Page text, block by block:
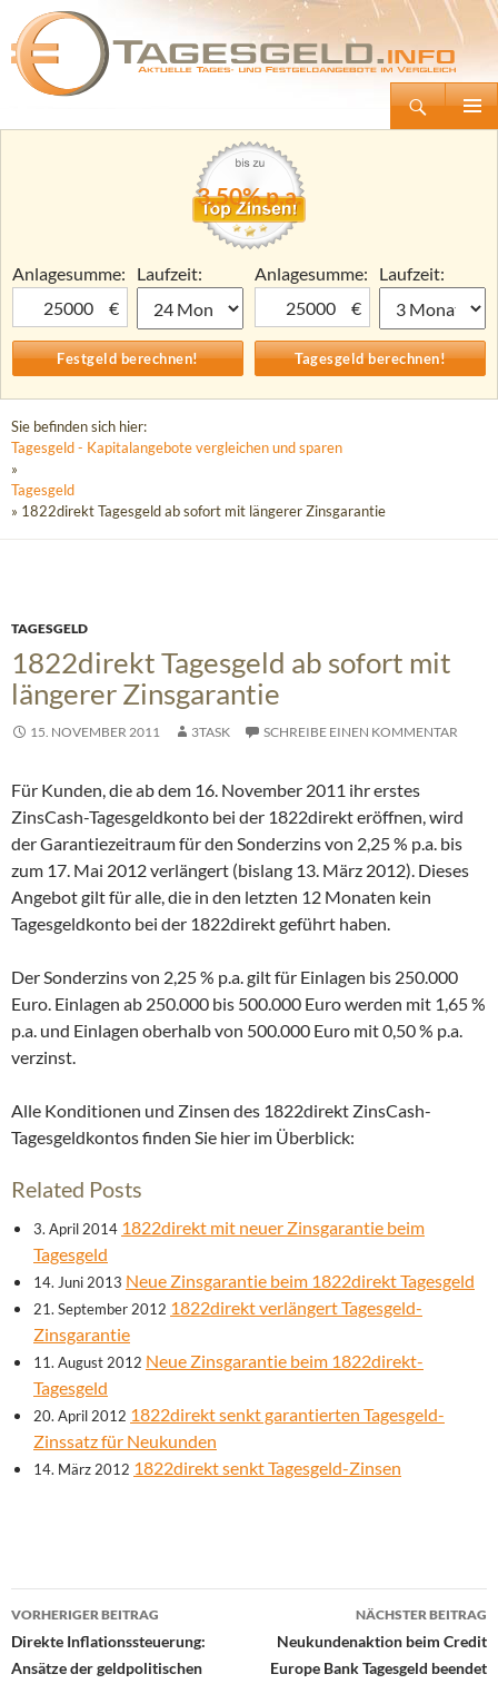
Tagesgeld.info – Tagesgeldkonten vergleichen und Tagesgeld-Zinsen berechnen
Zum
3,50% p.a.
Anlagesumme:
€
Laufzeit:
Anlagesumme:
€
Laufzeit:
Sie befinden sich hier:
Tagesgeld - Kapitalangebote vergleichen und sparen
»
Tagesgeld
» 1822direkt Tagesgeld ab sofort mit längerer Zinsgarantie
TAGESGELD
1822direkt Tagesgeld ab sofort mit
längerer Zinsgarantie
15. NOVEMBER 2011 3TASK SCHREIBE EINEN KOMMENTAR
Für Kunden, die ab dem 16. November 2011 ihr erstes
ZinsCash-Tagesgeldkonto bei der 1822direkt eröffnen, wird
der Garantiezeitraum für den Sonderzins von 2,25 % p.a. bis
zum 17. Mai 2012 verlängert (bislang 13. März 2012). Dieses
Angebot gilt für alle, die in den letzten 12 Monaten kein
Tagesgeldkonto bei der 1822direkt geführt haben.
Der Sonderzins von 2,25 % p.a. gilt für Einlagen bis 250.000
Euro. Einlagen ab 250.000 bis 500.000 Euro werden mit 1,65 %
p.a. und Einlagen oberhalb von 500.000 Euro mit 0,50 % p.a.
verzinst.
Alle Konditionen und Zinsen des 1822direkt ZinsCash-
Tagesgeldkontos finden Sie hier im Überblick:
Related Posts
3. April 2014 1822direkt mit neuer Zinsgarantie beim
Tagesgeld
14. Juni 2013 Neue Zinsgarantie beim 1822direkt Tagesgeld
21. September 2012 1822direkt verlängert Tagesgeld-
Zinsgarantie
11. August 2012 Neue Zinsgarantie beim 1822direkt-
Tagesgeld
20. April 2012 1822direkt senkt garantierten Tagesgeld-
Zinssatz für Neukunden
14. März 2012 1822direkt senkt Tagesgeld-Zinsen
Beitrags-
Navigation
VORHERIGER BEITRAG
Direkte Inflationssteuerung:
Ansätze der geldpolitischen
NÄCHSTER BEITRAG
Neukundenaktion beim Credit
Europe Bank Tagesgeld beendet